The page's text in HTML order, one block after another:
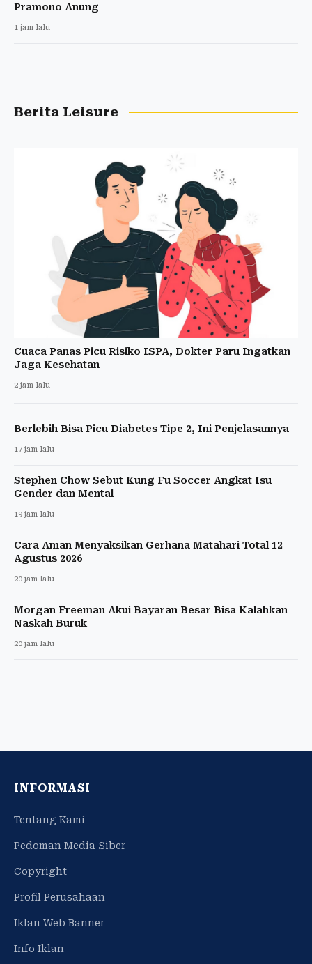
Pramono Anung
1 jam lalu
Berita Leisure
Cuaca Panas Picu Risiko ISPA, Dokter Paru Ingatkan
Jaga Kesehatan
2 jam lalu
Berlebih Bisa Picu Diabetes Tipe 2, Ini Penjelasannya
17 jam lalu
Stephen Chow Sebut Kung Fu Soccer Angkat Isu
Gender dan Mental
19 jam lalu
Cara Aman Menyaksikan Gerhana Matahari Total 12
Agustus 2026
20 jam lalu
Morgan Freeman Akui Bayaran Besar Bisa Kalahkan
Naskah Buruk
20 jam lalu
INFORMASI
Tentang Kami
Pedoman Media Siber
Copyright
Profil Perusahaan
Iklan Web Banner
Info Iklan